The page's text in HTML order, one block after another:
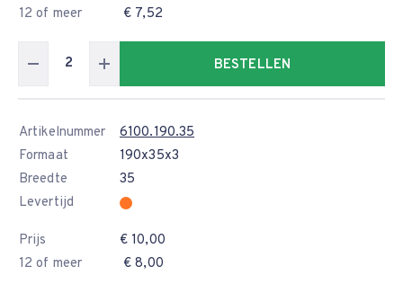
12 of meer
€ 7,52
BESTELLEN
Artikelnummer
6100.190.35
Formaat
190x35x3
Breedte
35
Levertijd
Prijs
€ 10,00
12 of meer
€ 8,00